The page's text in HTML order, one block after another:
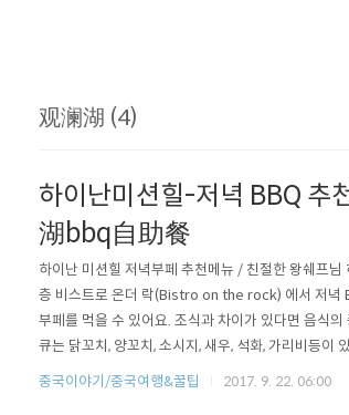
观澜湖 (4)
하이난미션힐-저녁 BBQ 추
湖bbq自助餐
하이난 미션힐 저녁부페 추천메뉴 / 친절한 왕쉐프
층 비스트로 온더 락(Bistro on the rock) 에서 저녁
부페를 먹을 수 있어요. 조식과 차이가 있다면 음식
큐는 닭꼬치, 양꼬치, 소시지, 새우, 석화, 가리비등이
려서 좀 기다리셔야해요. 소세지는 사실 안먹어보았
중국이야기/중국여행&꿀팁 2017. 9. 22. 06:00